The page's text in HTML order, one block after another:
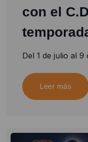
con el
Del 1 de julio al 9
Leer más